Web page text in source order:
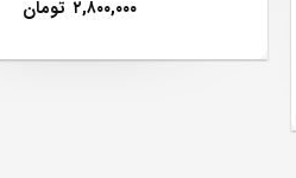
۲,۸۰۰,۰۰۰ تومان